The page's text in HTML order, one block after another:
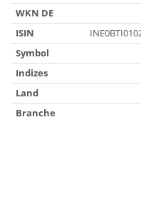
WKN DE
ISIN
Symbol
Indizes
Land
Branche